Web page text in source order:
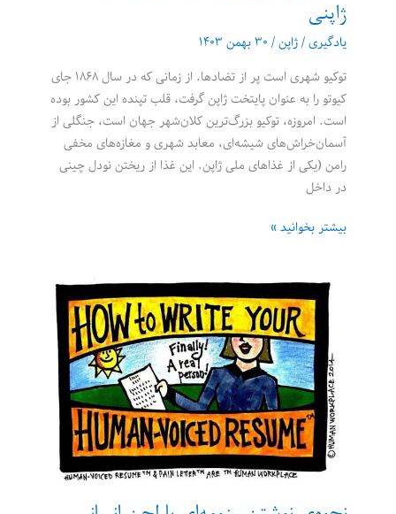
ژاپنی
یادگیری/ژاپن/ ۳۰ بهمن ۱۴۰۳
توکیو شهری است پر از تضادها. از زمانی که در سال ۱۸۶۸ جای
کیوتو را به عنوان پایتخت ژاپن گرفت، قلب تپنده این کشور بوده
است. امروزه، توکیو بزرگ‌ترین کلان‌شهر جهان است، جنگلی از
آسمان‌خراش‌های شیشه‌ای، معابد شهری و مغازه‌های مخفی
رامن (یکی از غذاهای ملی ژاپن. این غذا از ریختن نودل چینی
در داخل
۳۳
بهبود
زندگی
سبک
ژاپنی
بیشتر بخوانید »